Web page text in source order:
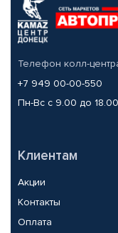
Телефон колл-
+7 949 00-00-550
Пн-Вс с 9.00 до 18.00
Клиентам
Акции
Контакты
Оплата